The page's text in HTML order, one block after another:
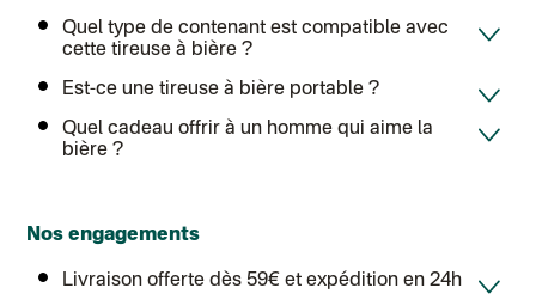
Quel type de contenant est compatible avec
cette tireuse à bière ?
Est-ce une tireuse à bière portable ?
Quel cadeau offrir à un homme qui aime la
bière ?
Nos engagements
Livraison offerte dès 59€ et expédition en 24h